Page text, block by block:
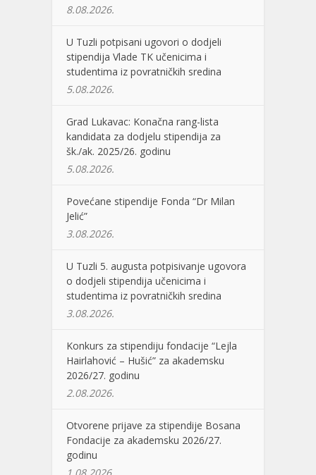
8.08.2026.
U Tuzli potpisani ugovori o dodjeli
stipendija Vlade TK učenicima i
studentima iz povratničkih sredina
5.08.2026.
Grad Lukavac: Konačna rang-lista
kandidata za dodjelu stipendija za
šk./ak. 2025/26. godinu
5.08.2026.
Povećane stipendije Fonda “Dr Milan
Jelić”
3.08.2026.
U Tuzli 5. augusta potpisivanje ugovora
o dodjeli stipendija učenicima i
studentima iz povratničkih sredina
3.08.2026.
Konkurs za stipendiju fondacije “Lejla
Hairlahović – Hušić” za akademsku
2026/27. godinu
2.08.2026.
Otvorene prijave za stipendije Bosana
Fondacije za akademsku 2026/27.
godinu